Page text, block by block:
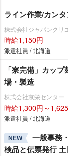
ライン作業/カン
株式会社ジャパンクリ
時給1,150円
派遣社員 / 北海道
「寮完備」カッ
場・製造
株式会社京栄センター
時給1,300円～
派遣社員 / 北海道
NEW
一般事務
検品と伝票発行